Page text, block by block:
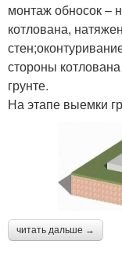
монтаж обносок –
котлована,
стороны
грунте.
На этапе выемки
читать дальше →